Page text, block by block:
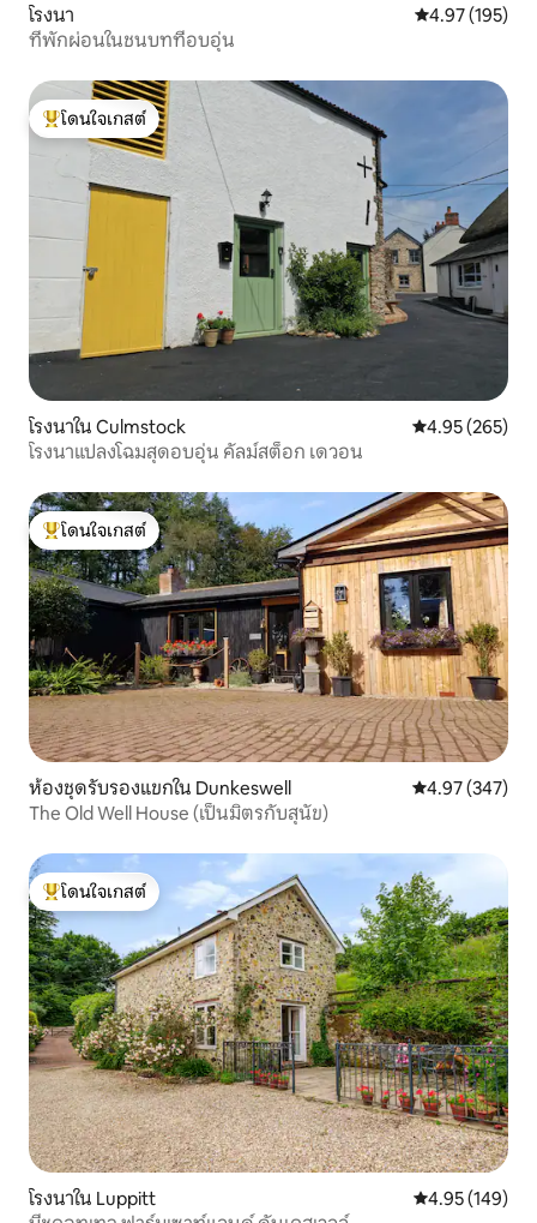
โรงนา คะแนนเฉลี่ย
4.97 (195)
ที่พักผ่อนในชนบทที่อบอุ่น
โดนใจเกสต์ที่สุด
โดนใจเกสต์
โรงนาใน Culmstock คะแนนเฉลี่ย
4.95 (265)
โรงนาแปลงโฉมสุดอบอุ่น คัลม์สต็อก เดวอน
โดนใจเกสต์ที่สุด
โดนใจเกสต์
ห้องชุดรับรองแขกใน Dunkeswell คะแนนเฉลี่ย
4.97 (347)
The Old Well House (เป็นมิตรกับสุนัข)
โดนใจเกสต์ที่สุด
โดนใจเกสต์
โรงนาใน Luppitt คะแนนเฉลี่ย
4.95 (149)